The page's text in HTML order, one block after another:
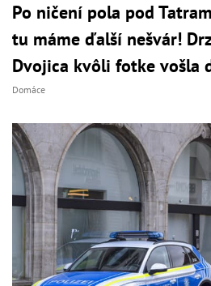
Po ničení pola pod
tu máme ďalší nešvár!
Dvojica kvôli fotke vošla
Domáce